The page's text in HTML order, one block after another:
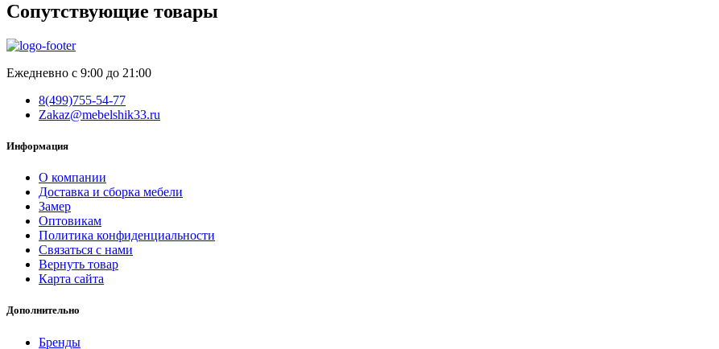
Сопутствующие товары
Ежедневно с 9:00 до 21:00
8(499)755-54-77
Zakaz@mebelshik33.ru
Информация
О компании
Доставка и сборка мебели
Замер
Оптовикам
Политика конфиденциальности
Связаться с нами
Вернуть товар
Карта сайта
Дополнительно
Бренды